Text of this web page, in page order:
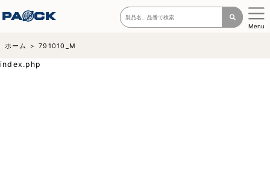
Menu
ホーム 791010_M
index.php